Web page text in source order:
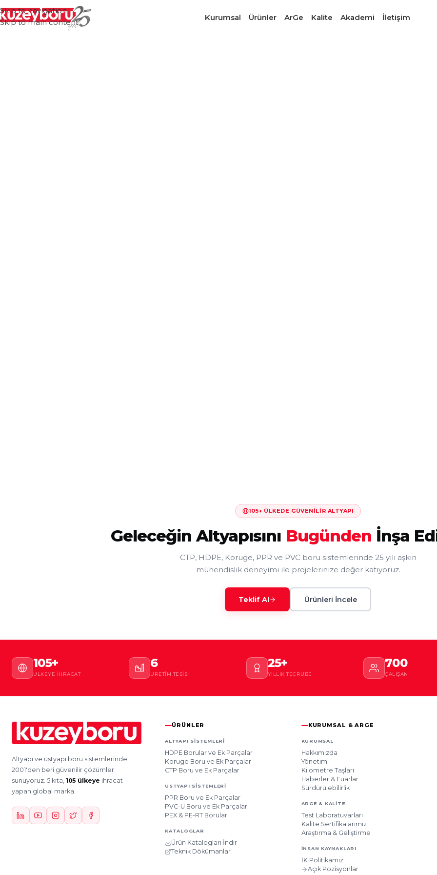
Skip to navigation
Skip to main content
Kurumsal Ürünler ArGe Kalite Akademi İletişim
105+ ÜLKEDE GÜVENILIR ALTYAPI
Geleceğin Altyapısını Bugünden İnşa
CTP, HDPE, Koruge, PPR ve PVC boru sistemlerinde 25 yılı aşkın
mühendislik deneyimi ile projelerinize değer katıyoruz.
Teklif Al Ürünleri İncele
105+
ÜLKEYE İHRACAT
6
ÜRETIM TESISI
25+
YILLIK TECRÜBE
700
ÇALIŞAN
Altyapı ve üstyapı boru sistemlerinde
2001'den beri güvenilir çözümler
sunuyoruz. 5 kıta, 105 ülkeye ihracat
yapan global marka.
ÜRÜNLER
ALTYAPI SISTEMLERI
HDPE Borular ve Ek Parçalar
Koruge Boru ve Ek Parçalar
CTP Boru ve Ek Parçalar
ÜSTYAPI SISTEMLERI
PPR Boru ve Ek Parçalar
PVC-U Boru ve Ek Parçalar
PEX & PE-RT Borular
KATALOGLAR
Ürün Katalogları İndir
Teknik Dökümanlar
KURUMSAL & ARGE
KURUMSAL
Hakkımızda
Yönetim
Kilometre Taşları
Haberler & Fuarlar
Sürdürülebilirlik
ARGE & KALITE
Test Laboratuvarları
Kalite Sertifikalarımız
Araştırma & Geliştirme
İNSAN KAYNAKLARI
İK Politikamız
Açık Pozisyonlar